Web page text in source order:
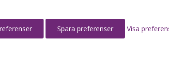
Spara preferenser Visa